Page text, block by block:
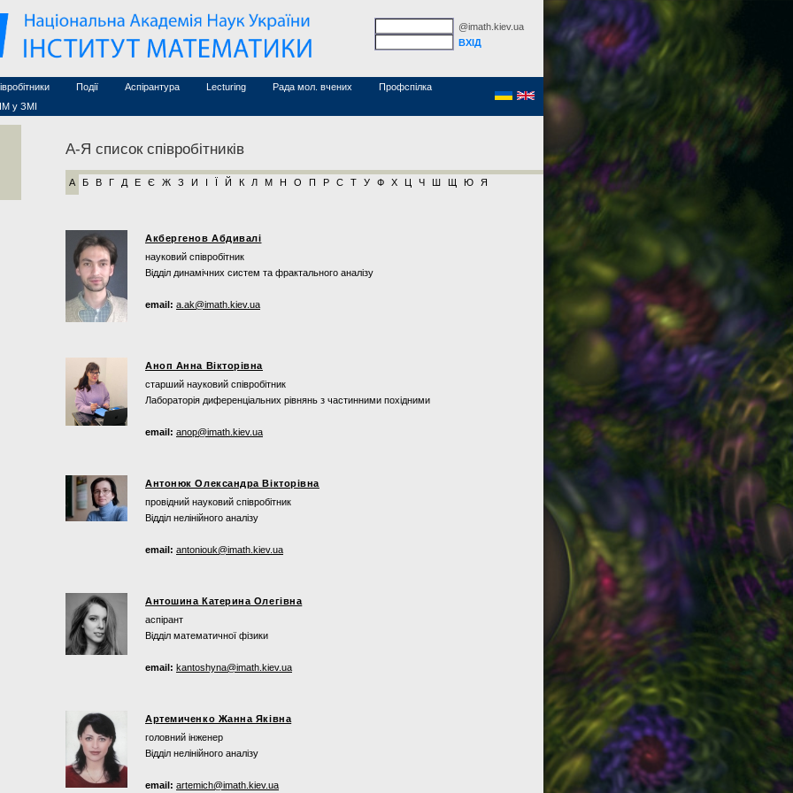
@imath.kiev.ua
дослідники
персонал
Події
Конференції (архів)
Курси з математики
Аспірантура Lecturing Рада мол. вчених
Профспілка
ІМ у ЗМІ
А-Я список співробітників
А Б В Г Д Е Є Ж З И Й К Л М Н О П Р С Т У Ф Х Ч Ю Я
Акбергенов Абдивалі
науковий співробітник
Відділ динамічних систем та фрактального аналізу
email: a.ak@imath.kiev.ua
Аноп Анна Вікторівна
старший науковий співробітник
Лабораторія диференціальних рівнянь з частинними похідними
email: anop@imath.kiev.ua
Антонюк Олександра Вікторівна
провідний науковий співробітник
Відділ нелінійного аналізу
email: antoniouk@imath.kiev.ua
Антошина Катерина Олегівна
аспірант
Відділ математичної фізики
email: kantoshyna@imath.kiev.ua
Артемиченко Жанна Яківна
головний інженер
Відділ нелінійного аналізу
email: artemich@imath.kiev.ua